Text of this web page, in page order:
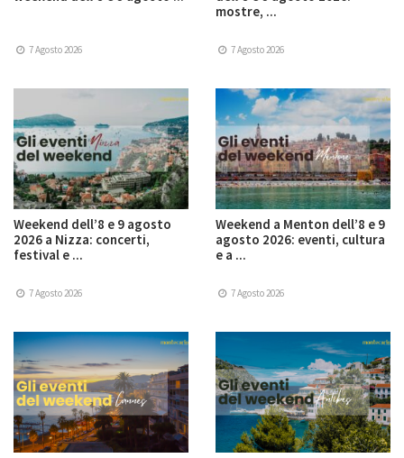
7 Agosto 2026
mostre, ...
7 Agosto 2026
Weekend dell’8 e 9 agosto
2026 a Nizza: concerti,
festival e ...
7 Agosto 2026
Weekend a Menton dell’8 e 9
agosto 2026: eventi, cultura
e a ...
7 Agosto 2026